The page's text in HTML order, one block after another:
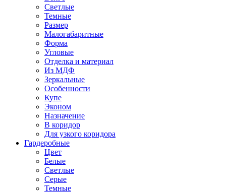
Светлые
Темные
Размер
Малогабаритные
Форма
Угловые
Отделка и материал
Из МДФ
Зеркальные
Особенности
Купе
Эконом
Назначение
В коридор
Для узкого коридора
Гардеробные
Цвет
Белые
Светлые
Серые
Темные